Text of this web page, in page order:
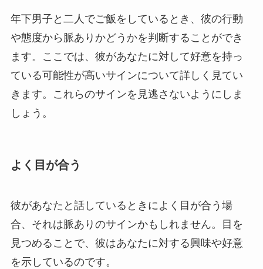
年下男子と二人でご飯をしているとき、彼の行動
や態度から脈ありかどうかを判断することができ
ます。ここでは、彼があなたに対して好意を持っ
ている可能性が高いサインについて詳しく見てい
きます。これらのサインを見逃さないようにしま
しょう。
よく目が合う
彼があなたと話しているときによく目が合う場
合、それは脈ありのサインかもしれません。目を
見つめることで、彼はあなたに対する興味や好意
を示しているのです。